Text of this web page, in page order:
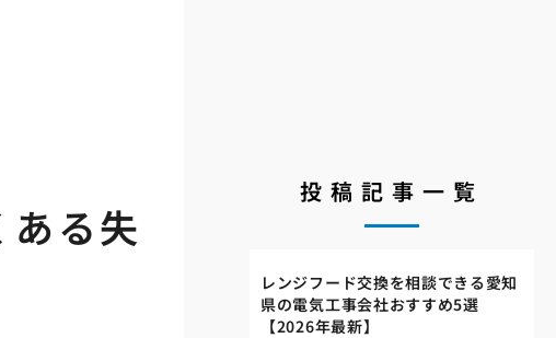
る失
投稿記事一覧
レンジフード交換を相談できる愛知
県の電気工事会社おすすめ5選
【2026年最新】